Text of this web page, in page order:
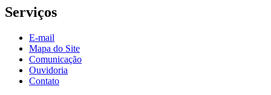
Serviços
E-mail
Mapa do Site
Comunicação
Ouvidoria
Contato